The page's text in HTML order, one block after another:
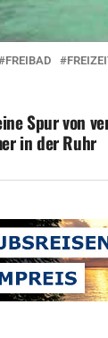
FREIBAD
Spur von
in der Ruhr